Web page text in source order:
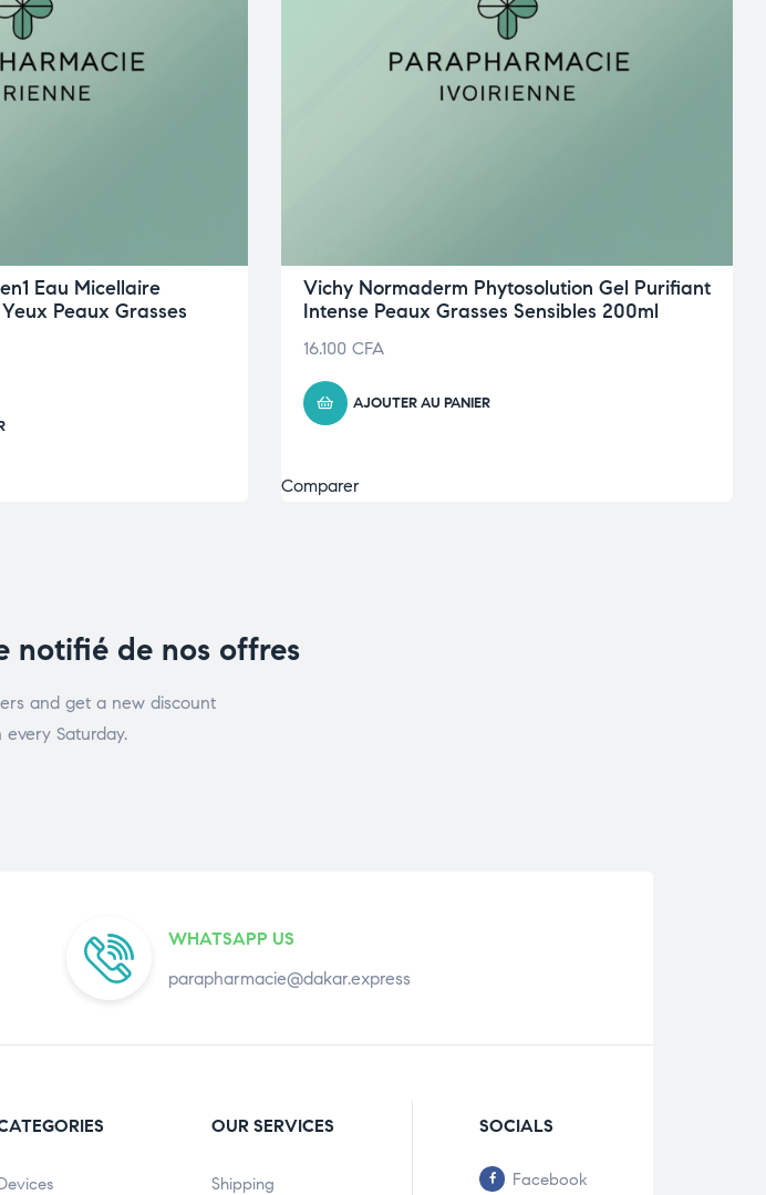
Eau Micellaire
Peaux Grasses
Vichy Normaderm Phytosolution Gel Purifiant
Intense Peaux Grasses Sensibles 200ml
16.100 CFA
AJOUTER AU PANIER
Comparer
notifié de nos offres
and get a new discount
Saturday.
WHATSAPP US
parapharmacie@dakar.express
Devices
OUR SERVICES
Shipping
SOCIALS
Facebook